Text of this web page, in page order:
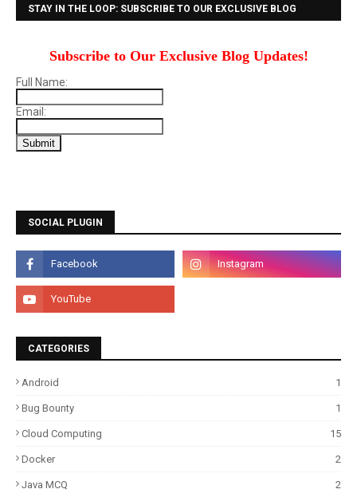
STAY IN THE LOOP: SUBSCRIBE TO OUR EXCLUSIVE BLOG
Subscribe to Our Exclusive Blog Updates!
Full Name:
Email:
SOCIAL PLUGIN
CATEGORIES
Android 1
Bug Bounty 1
Cloud Computing 15
Docker 2
Java MCQ 2